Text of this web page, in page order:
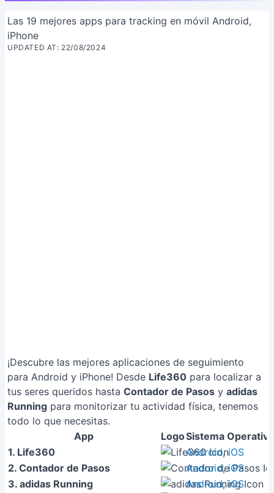
Las 19 mejores apps para tracking en móvil Android,
iPhone
UPDATED AT: 22/08/2024
¡Descubre las mejores aplicaciones de seguimiento
para Android y iPhone! Desde Life360 para localizar a
tus seres queridos hasta Contador de Pasos y adidas
Running para monitorizar tu actividad física, tenemos
todo lo que necesitas.
App
LogoSistema Operativo
1. Life360
Android,iOS
2. Contador de Pasos
Android,iOS
3. adidas Running
Android,iOS